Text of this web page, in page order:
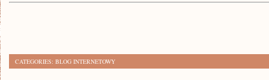
CATEGORIES: BLOG INTERNETOWY